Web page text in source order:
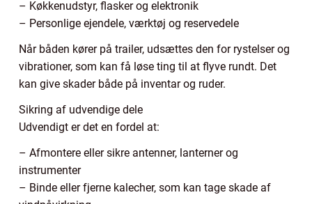
– Køkkenudstyr, flasker og elektronik
– Personlige ejendele, værktøj og reservedele
Når båden kører på trailer, udsættes den for rystelser og
vibrationer, som kan få løse ting til at flyve rundt. Det
kan give skader både på inventar og ruder.
Sikring af udvendige dele
Udvendigt er det en fordel at:
– Afmontere eller sikre antenner, lanterner og
instrumenter
– Binde eller fjerne kalecher, som kan tage skade af